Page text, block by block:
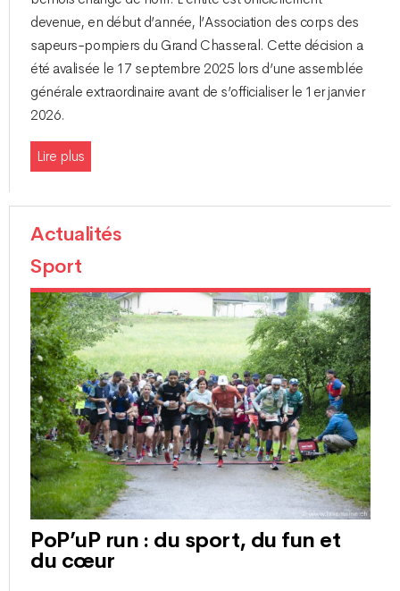
devenue, en début d’année, l’Association des corps des
sapeurs-pompiers du Grand Chasseral. Cette décision a
été avalisée le 17 septembre 2025 lors d’une assemblée
générale extraordinaire avant de s’officialiser le 1er janvier
2026.
Lire plus
Actualités
Sport
PoP’uP run : du sport, du fun et
du cœur